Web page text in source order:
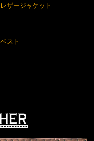
レザージャケット
ベスト